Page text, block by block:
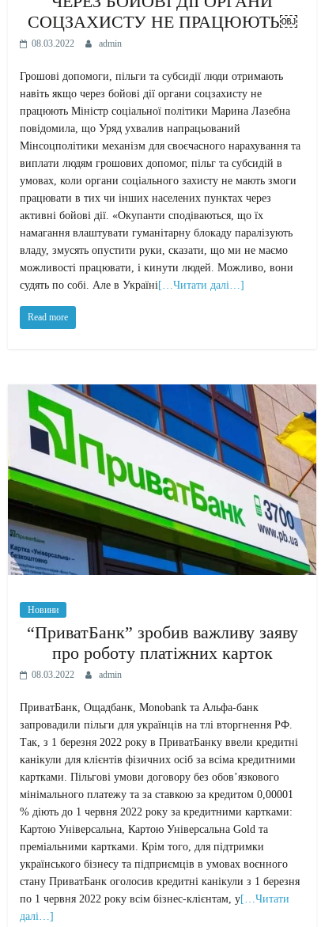
СОЦЗАХИСТУ НЕ ПРАЦЮЮТЬ￼
08.03.2022 admin
Грошові допомоги, пільги та субсидії люди отримають
навіть якщо через бойові дії органи соцзахисту не
працюють Міністр соціальної політики Марина Лазебна
повідомила, що Уряд ухвалив напрацьований
Мінсоцполітики механізм для своєчасного нарахування та
виплати людям грошових допомог, пільг та субсидій в
умовах, коли органи соціального захисту не мають змоги
працювати в тих чи інших населених пунктах через
активні бойові дії. «Окупанти сподіваються, що їх
намагання влаштувати гуманітарну блокаду паралізують
владу, змусять опустити руки, сказати, що ми не маємо
можливості працювати, і кинути людей. Можливо, вони
судять по собі. Але в Україні […Читати далі…]
Read more
Новини
“ПриватБанк” зробив важливу заяву
про роботу платіжних карток
08.03.2022 admin
ПриватБанк, Ощадбанк, Monobank та Альфа-банк
запровадили пільги для українців на тлі вторгнення РФ.
Так, з 1 березня 2022 року в ПриватБанку ввели кредитні
канікули для клієнтів фізичних осіб за всіма кредитними
картками. Пільгові умови договору без обов’язкового
мінімального платежу та за ставкою за кредитом 0,00001
% діють до 1 червня 2022 року за кредитними картками:
Картою Універсальна, Картою Універсальна Gold та
преміальними картками. Крім того, для підтримки
українського бізнесу та підприємців в умовах воєнного
стану ПриватБанк оголосив кредитні канікули з 1 березня
по 1 червня 2022 року всім бізнес-клієнтам, у[…Читати
далі…]